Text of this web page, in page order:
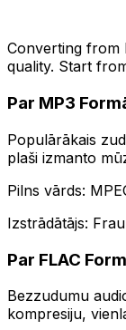
Converting from
quality. Start
Par MP3
Populārākais
plaši izmanto
Pilns vārds:
Izstrādātājs:
Par FLAC
Bezzudumu
kompresiju,